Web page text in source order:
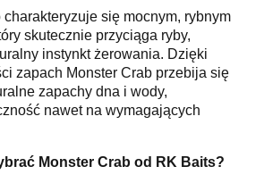
się mocnym, rybnym
skutecznie przyciąga ryby,
instynkt żerowania. Dzięki
zapach Monster Crab przebija się
zapachy dna i wody,
nawet na wymagających
Monster Crab od RK Baits?